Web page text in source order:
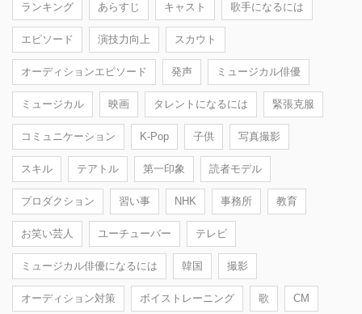
ランキング あらすじ キャスト 歌手になるには
エピソード 演技力向上 スカウト
オーディションエピソード 発声 ミュージカル俳優
ミュージカル 映画 タレントになるには 緊張克服
コミュニケーション K-Pop 子供 写真撮影
スキル テアトル 第一印象 読者モデル
プロダクション 習い事 NHK 事務所 教育
お笑い芸人 ユーチューバー テレビ
ミュージカル俳優になるには 韓国 撮影
オーディション対策 ボイストレーニング 歌 CM